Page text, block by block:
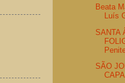
Beata
Luís
SANTA
SÃO